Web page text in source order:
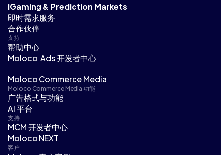
iGaming & Prediction Markets
即时需求服务
合作伙伴
支持
帮助中心
Moloco Ads 开发者中心
Moloco Commerce Media
Moloco Commerce Media 功能
广告格式与功能
AI 平台
支持
MCM 开发者中心
Moloco NEXT
客户